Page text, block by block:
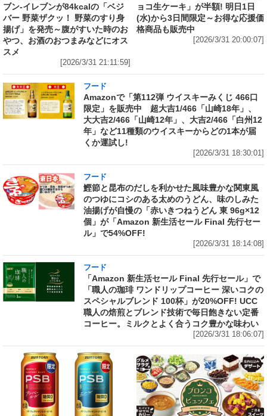
ブン‐イレブンが84kcalの「ベジ
バー 野菜ザクッ！ 野菜のすり身
揚げ」を発売～腹がすいた時のお
やつ、お酒のおつまみなどにオス
スメ
[2026/3/31 21:11:59]
ョコ生ケーキ」が半額! 明日1日
(水)から3日間限定～お得な応援価
格商品も販売中
[2026/3/31 20:00:07]
フード
Amazonで「第112弾 ウイスキーみくじ 466口
限定」を販売中 超大吉1/466「山崎18年」、
大大吉2/466「山崎12年」、大吉2/466「白州12
年」など11種類のウイスキーからどの1本が届
くか運試し!
[2026/3/31 18:30:01]
フード
鰹節と昆布のだしを利かせた風味豊かな関東風
のつゆにコシのある太めのうどん、味のしみた
油揚げが自慢の「赤いきつねうどん 東 96g×12
個」が「Amazon 新生活セール Final 先行セー
ル」で54%OFF!
[2026/3/31 18:14:08]
フード
「Amazon 新生活セール Final 先行セール」で
「職人の珈琲 ワンドリップコーヒー 深いコクの
スペシャルブレンド 100杯」が20%OFF! UCC
職人の焙煎とブレンド技術で毎日飽きない定番
コーヒー。ミルクとよく合うコク豊かな味わい
[2026/3/31 18:06:07]